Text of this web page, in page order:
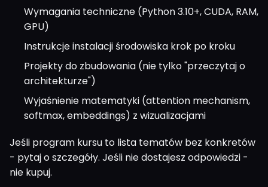
Wymagania techniczne (Python 3.10+, CUDA, RAM,
GPU)
Instrukcje instalacji środowiska krok po kroku
Projekty do zbudowania (nie tylko "przeczytaj o
architekturze")
Wyjaśnienie matematyki (attention mechanism,
softmax, embeddings) z wizualizacjami
Jeśli program kursu to lista tematów bez konkretów
- pytaj o szczegóły. Jeśli nie dostajesz odpowiedzi -
nie kupuj.